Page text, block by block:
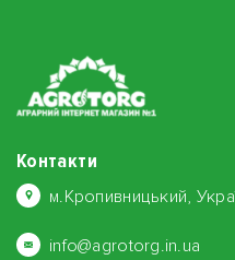
Контакти
м.Кропивницький,
info@agrotorg.in.ua